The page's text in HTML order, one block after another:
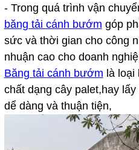
- Trong quá trình vận
băng tải cánh bướm góp
sức và thời gian cho công
nhuận cao cho doanh
Băng tải cánh bướm là
chất dạng cây palet,hay
dể dàng và thuận tiện,